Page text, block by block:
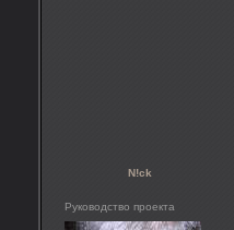
N!ck
Руководство проекта